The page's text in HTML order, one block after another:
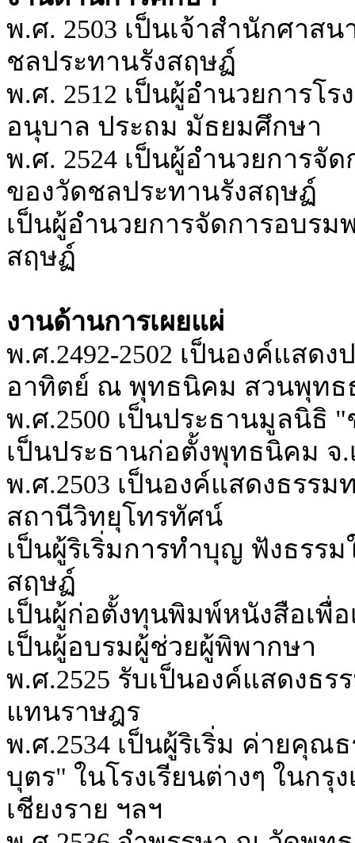
พ.ศ. 2503 เป็นเจ้าสำนักศาส
ชลประทานรังสฤษฏ์
พ.ศ. 2512 เป็นผู้อำนวยการโ
อนุบาล ประถม มัธยมศึกษา
พ.ศ. 2524 เป็นผู้อำนวยการจั
ของวัดชลประทานรังสฤษฏ์
เป็นผู้อำนวยการจัดการอบร
สฤษฏ์
งานด้านการเผยแผ่
พ.ศ.2492-2502 เป็นองค์แสด
อาทิตย์ ณ พุทธนิคม สวนพุทธ
พ.ศ.2500 เป็นประธานมูลนิธิ
เป็นประธานก่อตั้งพุทธนิคม จ.
พ.ศ.2503 เป็นองค์แสดงธรรม
สถานีวิทยุโทรทัศน์
เป็นผู้ริเริ่มการทำบุญ ฟังธรร
สฤษฏ์
เป็นผู้ก่อตั้งทุนพิมพ์หนังสือเพื่อ
เป็นผู้อบรมผู้ช่วยผู้พิพากษา
พ.ศ.2525 รับเป็นองค์แสดงธ
แทนราษฎร
พ.ศ.2534 เป็นผู้ริเริ่ม ค่ายคุณ
บุตร" ในโรงเรียนต่างๆ ในก
เชียงราย ฯลฯ